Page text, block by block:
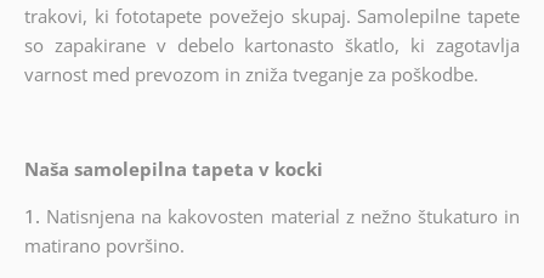
trakovi, ki fototapete povežejo skupaj. Samolepilne tapete
so zapakirane v debelo kartonasto škatlo, ki zagotavlja
varnost med prevozom in zniža tveganje za poškodbe.
Naša samolepilna tapeta v kocki
1. Natisnjena na kakovosten material z nežno štukaturo in
matirano površino.